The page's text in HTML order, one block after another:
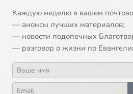
Каждую неделю в вашем
— анонсы лучших материалов;
— новости подопечных
— разговор о жизни по